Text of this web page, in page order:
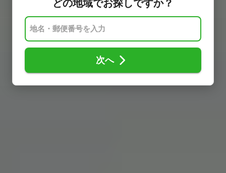
どの地域でお探しですか？
次へ